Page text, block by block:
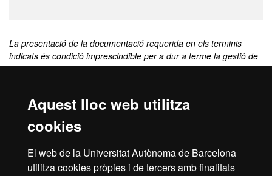
Aquest lloc web utilitza
cookies
El web de la Universitat Autònoma de Barcelona
utilitza cookies pròpies i de tercers amb finalitats
La presentació de la documentació requerida en els terminis
indicats és condició imprescindible per a dur a terme la gestió de
l'expedient acadèmic, per a formalitzar una nova matrícula o
(*) Informació provinent de l’acord de criteris per determinar la
condició de víctima de violència masclista en l’àmbit de la parella
Consell Interuniversitari de Catalunya, on s’estableix la vigència
d’aquests documents amb aquests efectes.